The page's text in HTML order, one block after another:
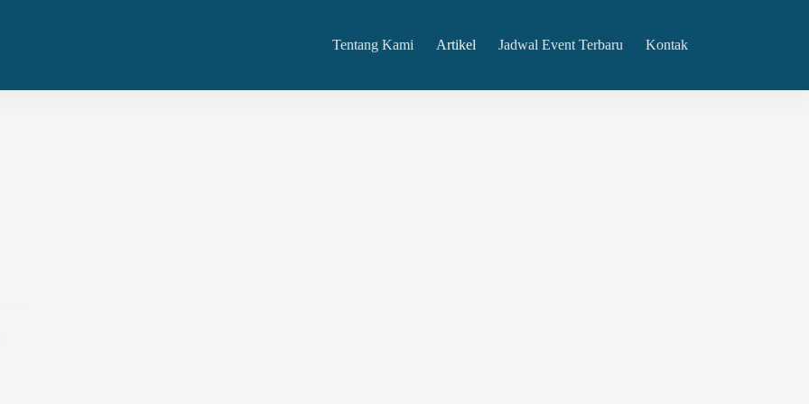
Tentang Kami Artikel Jadwal Event Terbaru Kontak